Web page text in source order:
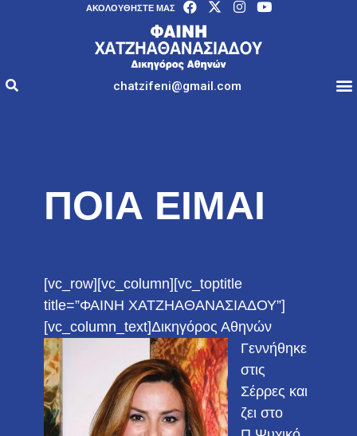
AΚΟΛΟΥΘΉΣΤΕ ΜΑΣ
chatzifeni@gmail.com
ΠΟΙΑ ΕΙΜΑΙ
[vc_row][vc_column][vc_toptitle
title=”ΦΑΙΝΗ ΧΑΤΖΗΑΘΑΝΑΣΙΑΔΟΥ”]
[vc_column_text]Δικηγόρος Αθηνών
Γεννήθηκε
στις
Σέρρες και
ζει στο